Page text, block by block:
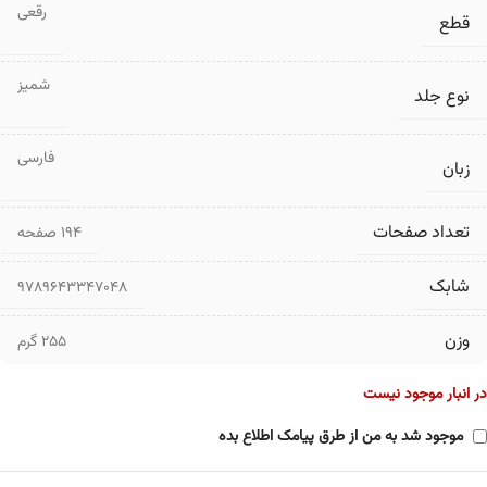
قطع رقعی
نوع جلد شمیز
زبان فارسی
تعداد صفحات ۱۹۴ صفحه
شابک 9789643347048
وزن 255 گرم
در انبار موجود نیست
موجود شد به من از طرق پیامک اطلاع بده